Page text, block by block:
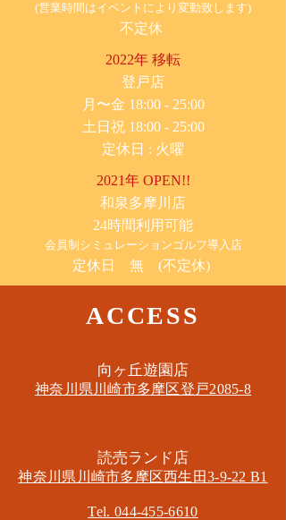
(営業時間はイベントにより変動致します)
不定休
2022年 移転
​登戸店
月〜金 18:00 - 25:00
土日祝 18:00 - 25:00
​定休日 : 火曜
2021年 OPEN!!
​和泉多摩川店
24時間利用可能
​会員制シミュレーションゴルフ導入店
定休日 無 (不定休)
ACCESS
​向ヶ丘遊園店
神奈川県川崎市多摩区​登戸2085-8
​読売ランド店
神奈川県川崎市多摩区​西生田3-9-22 B1
Tel. 044-455-6610